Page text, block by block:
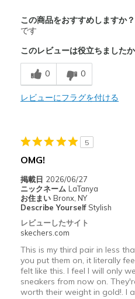
Attractive Design
Comfortable
Stylish
以下に最適
Going Out
Travel
Width
Feels true
Sizing
この商品をおすすめしますか？
です
このレビューは役立ちました
0 0
レビューにフラグを付ける
5
OMG!
掲載日 2026/06/27
ニックネーム LaTanya
お住まい Bronx, NY
Describe Yourself Stylish
レビューしたサイト
skechers.com
This is my third pair in less
you put them on, it literally
felt like this. I feel I will only
sneakers from now on.
worth their weight in gold!. I